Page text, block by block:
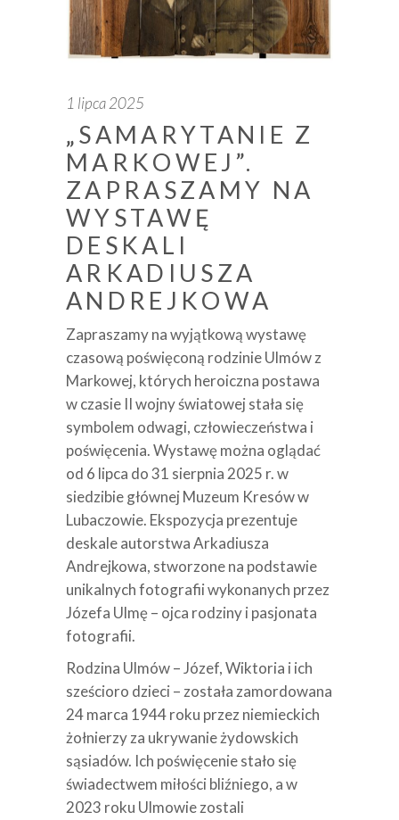
1 lipca 2025
„SAMARYTANIE Z
MARKOWEJ”.
ZAPRASZAMY NA
WYSTAWĘ
DESKALI
ARKADIUSZA
ANDREJKOWA
Zapraszamy na wyjątkową wystawę
czasową poświęconą rodzinie Ulmów z
Markowej, których heroiczna postawa
w czasie II wojny światowej stała się
symbolem odwagi, człowieczeństwa i
poświęcenia. Wystawę można oglądać
od 6 lipca do 31 sierpnia 2025 r. w
siedzibie głównej Muzeum Kresów w
Lubaczowie. Ekspozycja prezentuje
deskale autorstwa Arkadiusza
Andrejkowa, stworzone na podstawie
unikalnych fotografii wykonanych przez
Józefa Ulmę – ojca rodziny i pasjonata
fotografii.
Rodzina Ulmów – Józef, Wiktoria i ich
sześcioro dzieci – została zamordowana
24 marca 1944 roku przez niemieckich
żołnierzy za ukrywanie żydowskich
sąsiadów. Ich poświęcenie stało się
świadectwem miłości bliźniego, a w
2023 roku Ulmowie zostali